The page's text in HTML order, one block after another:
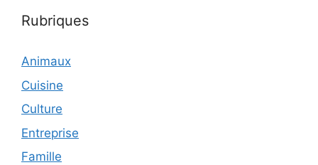
Rubriques
Animaux
Cuisine
Culture
Entreprise
Famille